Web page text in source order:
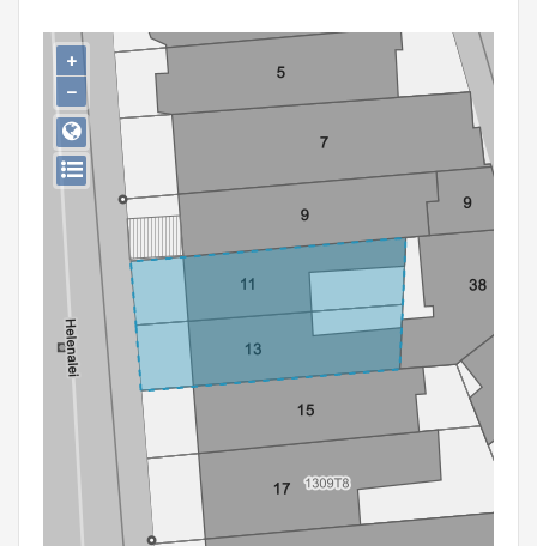
Downloads
Hergebruik
Aanmelden
+
−